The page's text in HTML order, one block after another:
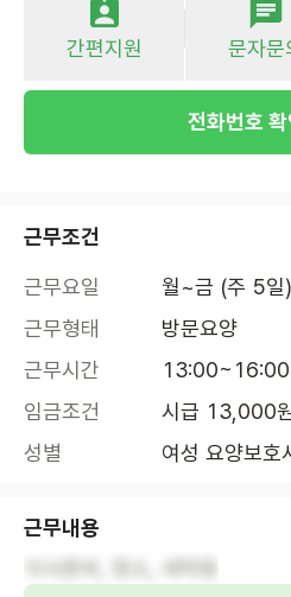
간편지원 문자문
전화번호 확
근무조건
근무요일
월~금 (주 5일)
근무형태
방문요양
근무시간
13:00~16:00
임금조건
시급 13,000
성별
여성 요양보호
근무내용